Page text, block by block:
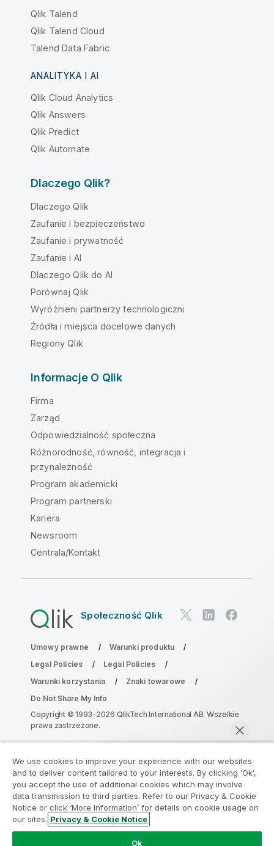
Rozmawiaj teraz
Qlik Talend
Qlik Talend Cloud
Talend Data Fabric
ANALITYKA I AI
Qlik Cloud Analytics
Qlik Answers
Qlik Predict
Qlik Automate
Dlaczego Qlik?
Dlaczego Qlik
Zaufanie i bezpieczeństwo
Zaufanie i prywatność
Zaufanie i AI
Dlaczego Qlik do AI
Porównaj Qlik
Wyróżnieni partnerzy technologiczni
Źródła i miejsca docelowe danych
Regiony Qlik
Informacje O Qlik
Firma
Zarząd
Odpowiedzialność społeczna
Różnorodność, równość, integracja i
przynależność
Program akademicki
Program partnerski
Kariera
Newsroom
Centrala/Kontakt
Społeczność Qlik
Umowy prawne
Warunki produktu
Legal Policies
Legal Policies
Warunki korzystania
Znaki towarowe
Do Not Share My Info
Copyright © 1993-2026 QlikTech International AB. Wszelkie
prawa zastrzeżone.
Dołącz do Programu Modernizacji
Analityki
Przeprowadź modernizację bez szkody dla Twoich
cennych aplikacji QlikView za pomocą programu
Analytics Modernization Program.
We use cookies to improve your experience with our websites
and to deliver content tailored to your interests. By clicking ‘Ok’,
you accept the use of additional cookies which may involve
data transmission to third parties. Refer to our Privacy & Cookie
Notice or click ‘More Information’ for details on cookie usage on
our sites. Privacy & Cookie Notice
Ok